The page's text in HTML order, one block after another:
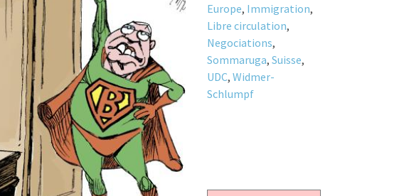
Europe, Immigration,
Libre circulation,
Negociations,
Sommaruga, Suisse,
UDC, Widmer-
Schlumpf